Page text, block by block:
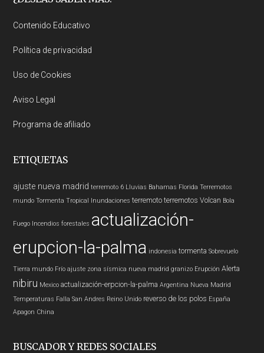
Contenido Educativo
Política de privacidad
Uso de Cookies
Aviso Legal
Programa de afiliado
ETIQUETAS
ajuste nueva madrid terremoto 6 Lluvias Bahamas Florida Terremotos
mundo Tormenta Tropical Inundaciones terremoto terremotos Volcan Bola
Fuego Incendios forestales actualización-
erupcion-la-palma indonesia tormenta Sobrevuelo
Tierra mundo Frío ajuste zona sísmica nueva madrid granizo Erupción Alerta
nibiru Mexico actualización-erpcion-la-palma Argentina Nueva Madrid
Temperaturas Falla San Andres Reino Unido reverso de los polos España
Apagon China
BUSCADOR Y REDES SOCIALES